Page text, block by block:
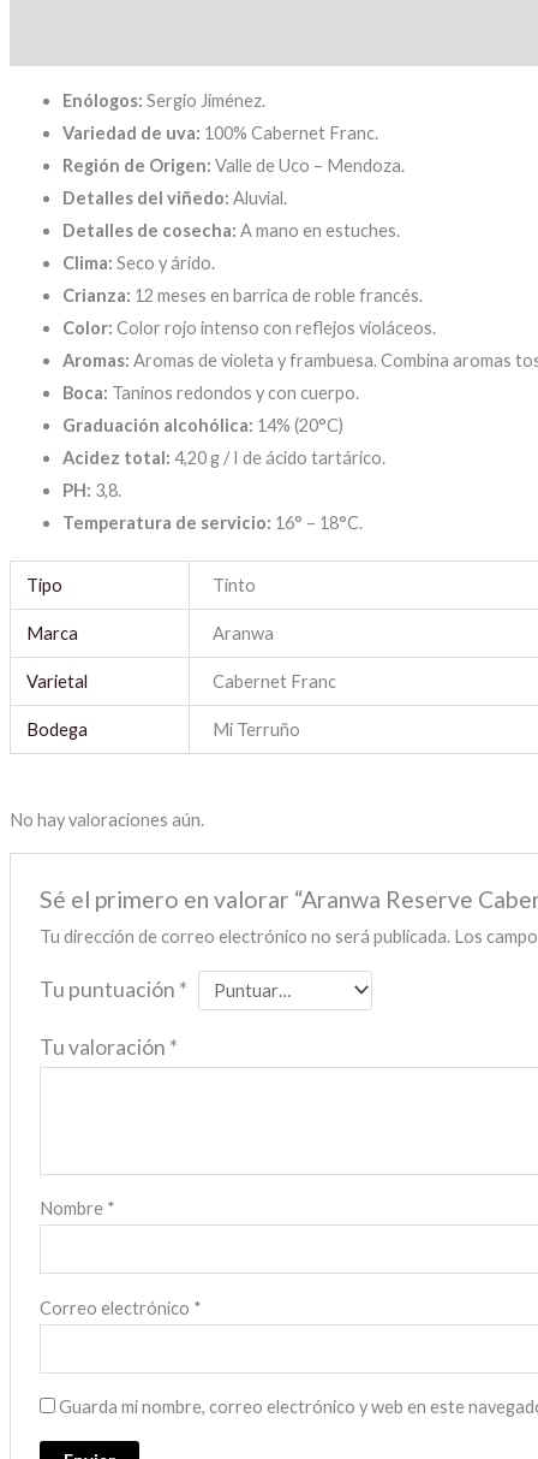
Enólogos: Sergio Jiménez.
Variedad de uva: 100% Cabernet Franc.
Región de Origen: Valle de Uco – Mendoza.
Detalles del viñedo: Aluvial.
Detalles de cosecha: A mano en estuches.
Clima: Seco y árido.
Crianza: 12 meses en barrica de roble francés.
Color: Color rojo intenso con reflejos violáceos.
Aromas: Aromas de violeta y frambuesa. Combina aromas
Boca: Taninos redondos y con cuerpo.
Graduación alcohólica: 14% (20°C)
Acidez total: 4,20 g / I de ácido tartárico.
PH: 3,8.
Temperatura de servicio: 16° – 18°C.
Tipo Tinto
Marca Aranwa
Varietal Cabernet Franc
Bodega Mi Terruño
No hay valoraciones aún.
Sé el primero en valorar “Aranwa Reserve
Tu dirección de correo electrónico no será publicada. Los
Tu puntuación *
Tu valoración *
Nombre *
Correo electrónico *
Guarda mi nombre, correo electrónico y web en este